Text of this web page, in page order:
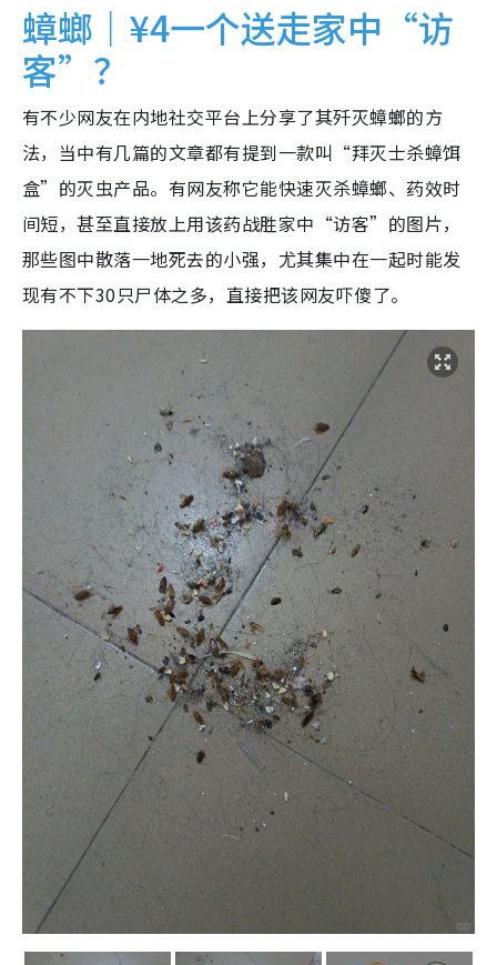
蟑螂｜¥4一个送走家中“访
客”？
有不少网友在内地社交平台上分享了其歼灭蟑螂的方
法，当中有几篇的文章都有提到一款叫“拜灭士杀蟑饵
盒”的灭虫产品。有网友称它能快速灭杀蟑螂、药效时
间短，甚至直接放上用该药战胜家中“访客”的图片，
那些图中散落一地死去的小强，尤其集中在一起时能发
现有不下30只尸体之多，直接把该网友吓傻了。